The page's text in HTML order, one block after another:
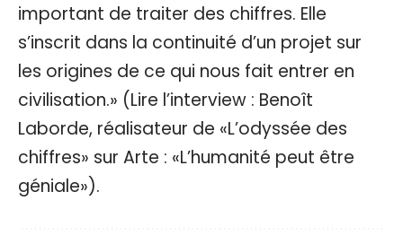
important de traiter des chiffres. Elle
s’inscrit dans la continuité d’un projet sur
les origines de ce qui nous fait entrer en
civilisation.» (Lire l’interview : Benoît
Laborde, réalisateur de «L’odyssée des
chiffres» sur Arte : «L’humanité peut être
géniale»).